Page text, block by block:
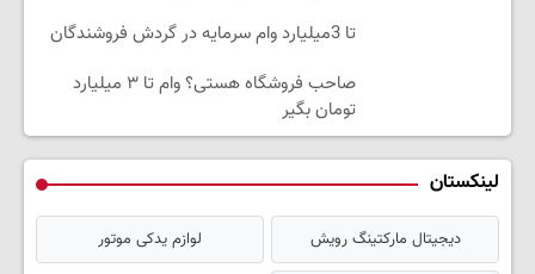
تا 3میلیارد وام سرمایه در گردش فروشندگان
صاحب فروشگاه هستی؟ وام تا ۳ میلیارد
تومان بگیر
لینکستان
دیجیتال مارکتینگ رویش لوازم یدکی موتور